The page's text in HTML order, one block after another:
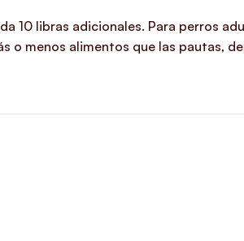
10 libras adicionales. Para perros
o menos alimentos que las pautas,